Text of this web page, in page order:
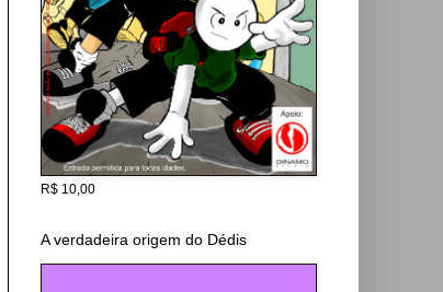
R$ 10,00
A verdadeira origem do Dédis